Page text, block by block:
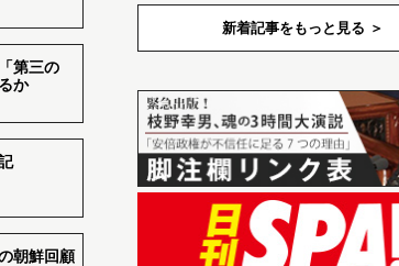
第三の
か
朝鮮回顧
新着記事をもっと見る